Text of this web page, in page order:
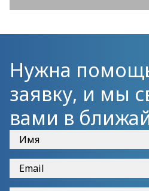
Нужна
заявку, и мы
вами в